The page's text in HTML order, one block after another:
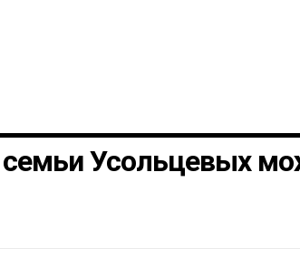
Усольцевых